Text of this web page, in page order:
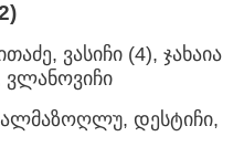
ვასიჩი (4), ჯახაია
ვლანოვიჩი
დესტიჩი,